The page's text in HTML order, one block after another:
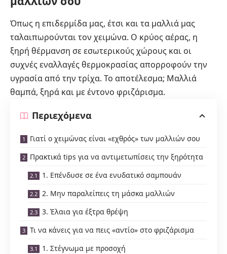
Όπως η επιδερμίδα μας, έτσι και τα μαλλιά μας
ταλαιπωρούνται τον χειμώνα. Ο κρύος αέρας, η
ξηρή θέρμανση σε εσωτερικούς χώρους και οι
συχνές εναλλαγές θερμοκρασίας απορροφούν την
υγρασία από την τρίχα. Το αποτέλεσμα; Μαλλιά
θαμπά, ξηρά και με έντονο φριζάρισμα.
Περιεχόμενα
Γιατί ο χειμώνας είναι «εχθρός» των μαλλιών σου
Πρακτικά tips για να αντιμετωπίσεις την ξηρότητα
1. Επένδυσε σε ένα ενυδατικό σαμπουάν
2. Μην παραλείπεις τη μάσκα μαλλιών
3. Έλαια για έξτρα θρέψη
Τι να κάνεις για να πεις «αντίο» στο φριζάρισμα
1. Στέγνωμα με προσοχή